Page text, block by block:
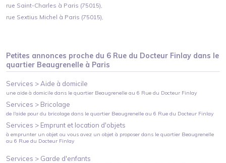
rue Saint-Charles à Paris (75015),
rue Sextius Michel à Paris (75015),
Petites annonces proche du 6 Rue du Docteur Finlay dans le
quartier Beaugrenelle à Paris
Services > Aide à domicile
une aide à domicile dans le quartier Beaugrenelle au 6 Rue du Docteur Finlay
Services > Bricolage
de l'aide pour du bricolage dans le quartier Beaugrenelle au 6 Rue du Docteur Finlay
Services > Emprunt et location d'objets
à emprunter un objet ou vous avez un objet à proposer dans le quartier Beaugrenelle
au 6 Rue du Docteur Finlay
Services > Garde d'enfants